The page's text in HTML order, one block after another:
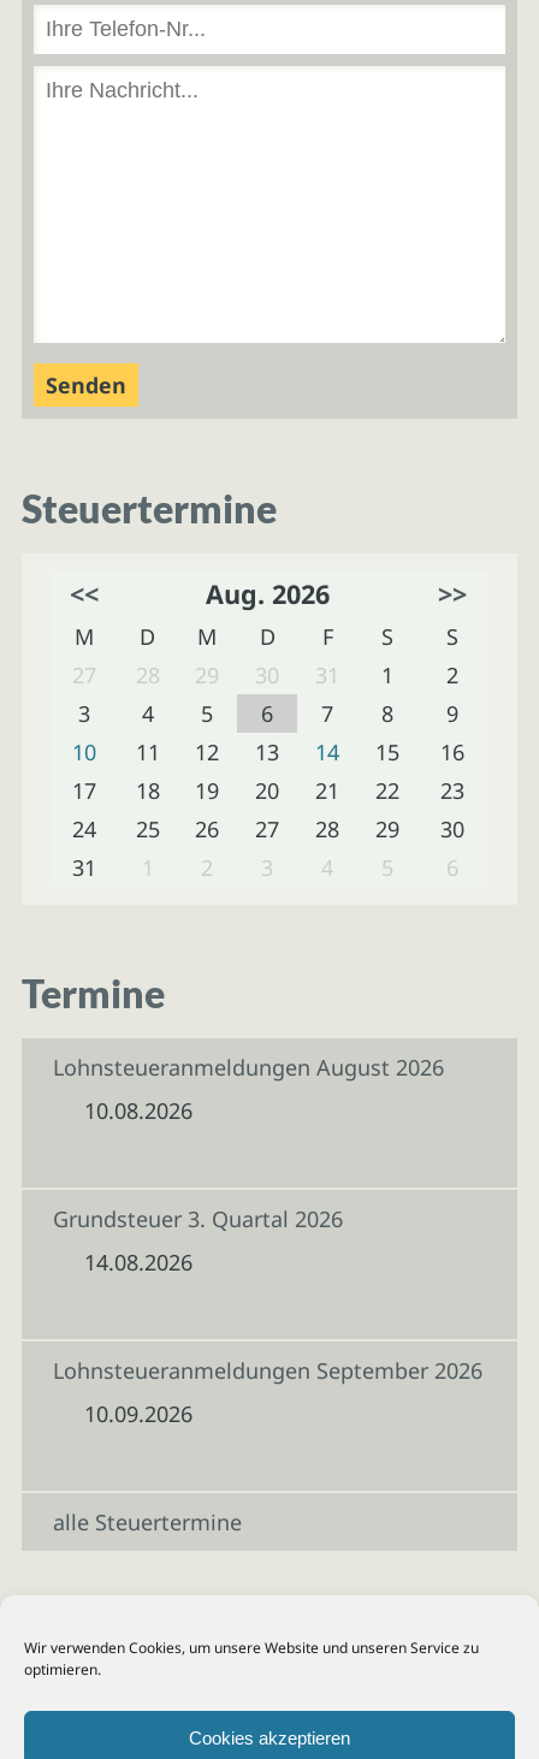
Wir verwenden Cookies, um unsere Website und unseren Service zu
optimieren.
Cookies akzeptieren
Steuertermine
<< Aug. 2026 >>
M D M D F S
S
27
28 29 30 31 1
2
3
4 5 6 7 8
9
10
11 12 13 14 15
16
17
18 19 20 21 22
23
24
25 26 27 28 29
30
31
1 2 3 4 5 6
Termine
Lohnsteueranmeldungen August 2026
10.08.2026
Grundsteuer 3. Quartal 2026
14.08.2026
Lohnsteueranmeldungen September 2026
10.09.2026
alle Steuertermine